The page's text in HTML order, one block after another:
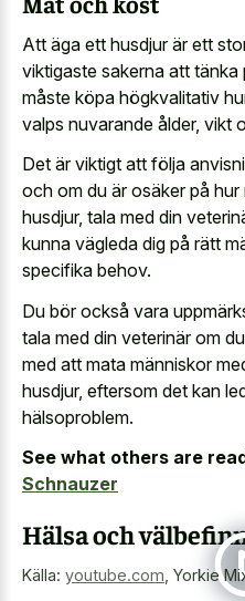
Att äga ett husdjur är ett
viktigaste sakerna att
måste köpa högkvalitativ
valps nuvarande ålder, vikt
Det är viktigt att följa
och om du är osäker på
husdjur, tala med din
kunna vägleda dig på rätt
specifika behov.
Du bör också vara
tala med din veterinär om
med att mata människor
husdjur, eftersom det kan
hälsoproblem.
See what others are
Schnauzer
Hälsa och
Källa: youtube.com Yorkie